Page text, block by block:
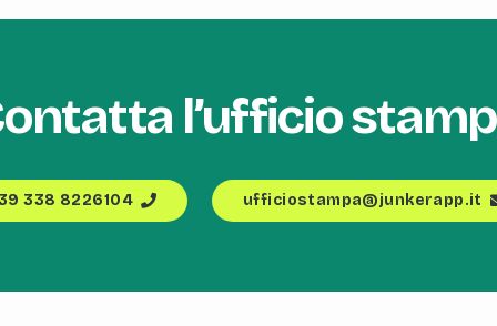
l’ufficio
338 8226104 ufficiostampa@junkerapp.it